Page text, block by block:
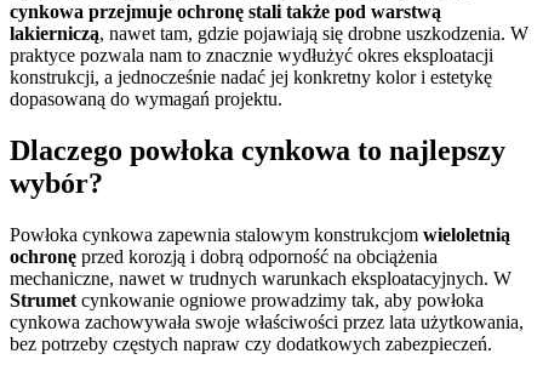
cynkowa przejmuje ochronę stali także pod warstwą
lakierniczą, nawet tam, gdzie pojawiają się drobne uszkodzenia. W
praktyce pozwala nam to znacznie wydłużyć okres eksploatacji
konstrukcji, a jednocześnie nadać jej konkretny kolor i estetykę
dopasowaną do wymagań projektu.
Dlaczego powłoka cynkowa to najlepszy
wybór?
Powłoka cynkowa zapewnia stalowym konstrukcjom wieloletnią
ochronę przed korozją i dobrą odporność na obciążenia
mechaniczne, nawet w trudnych warunkach eksploatacyjnych. W
Strumet cynkowanie ogniowe prowadzimy tak, aby powłoka
cynkowa zachowywała swoje właściwości przez lata użytkowania,
bez potrzeby częstych napraw czy dodatkowych zabezpieczeń.